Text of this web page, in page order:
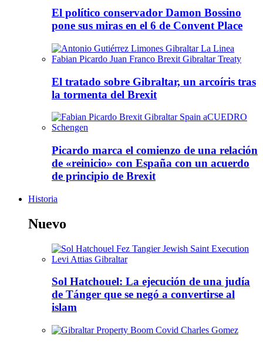
El político conservador Damon Bossino
pone sus miras en el 6 de Convent Place
El tratado sobre Gibraltar, un arcoíris tras
la tormenta del Brexit
Picardo marca el comienzo de una relación
de «reinicio» con España con un acuerdo
de principio de Brexit
Historia
Nuevo
Sol Hatchouel: La ejecución de una judía
de Tánger que se negó a convertirse al
islam